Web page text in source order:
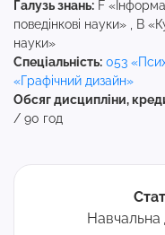
Галузь знань: F
поведінкові науки» , B
науки»
Спеціальність: 053
«Графічний дизайн»
Обсяг дисципліни,
/ 90 год
Навчальна